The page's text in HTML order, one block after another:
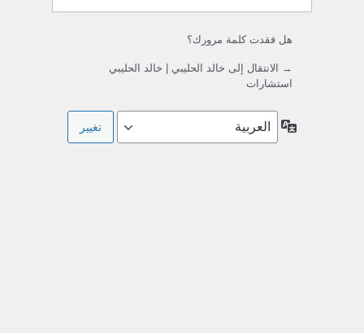
هل فقدت كلمة مرورك؟
→ الانتقال إلى خالد الحليبي | خالد الحليبي
استشارات
اللغة